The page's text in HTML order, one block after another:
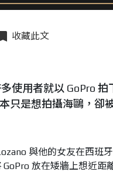
收藏此文
使用者就以 GoPro
只是想拍攝海鷗，卻
與他的女友在西班
放在矮牆上想近距